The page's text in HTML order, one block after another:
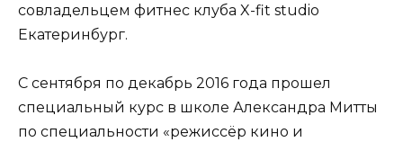
совладельцем фитнес клуба X-fit studio
Екатеринбург.
С сентября по декабрь 2016 года прошел
специальный курс в школе Александра Митты
по специальности «режиссёр кино и